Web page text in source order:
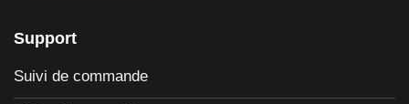
Support
Suivi de commande